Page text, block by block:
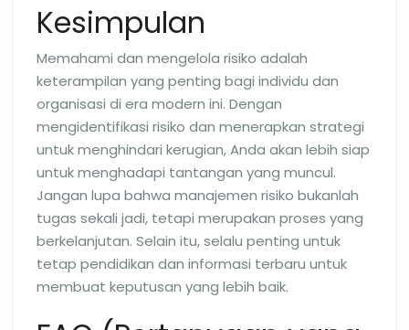
Kesimpulan
Memahami dan mengelola risiko adalah
keterampilan yang penting bagi individu dan
organisasi di era modern ini. Dengan
mengidentifikasi risiko dan menerapkan strategi
untuk menghindari kerugian, Anda akan lebih siap
untuk menghadapi tantangan yang muncul.
Jangan lupa bahwa manajemen risiko bukanlah
tugas sekali jadi, tetapi merupakan proses yang
berkelanjutan. Selain itu, selalu penting untuk
tetap pendidikan dan informasi terbaru untuk
membuat keputusan yang lebih baik.